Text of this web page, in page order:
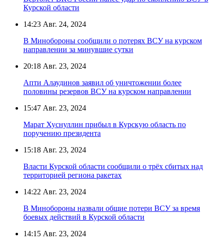
Курской области
14:23 Авг. 24, 2024
В Минобороны сообщили о потерях ВСУ на курском
направлении за минувшие сутки
20:18 Авг. 23, 2024
Апти Алаудинов заявил об уничтожении более
половины резервов ВСУ на курском направлении
15:47 Авг. 23, 2024
Марат Хуснуллин прибыл в Курскую область по
поручению президента
15:18 Авг. 23, 2024
Власти Курской области сообщили о трёх сбитых над
территорией региона ракетах
14:22 Авг. 23, 2024
В Минобороны назвали общие потери ВСУ за время
боевых действий в Курской области
14:15 Авг. 23, 2024